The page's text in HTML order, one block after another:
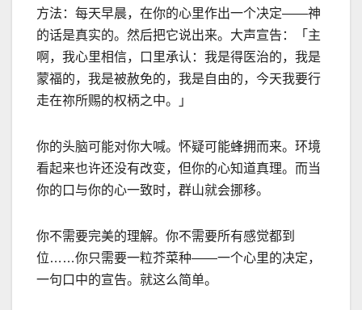
方法：每天早晨，在你的心里作出一个决定——神
的话是真实的。然后把它说出来。大声宣告：「主
啊，我心里相信，口里承认：我是得医治的，我是
蒙福的，我是被赦免的，我是自由的，今天我要行
走在祢所赐的权柄之中。」
你的头脑可能对你大喊。怀疑可能蜂拥而来。环境
看起来也许还没有改变，但你的心知道真理。而当
你的口与你的心一致时，群山就会挪移。
你不需要完美的理解。你不需要所有感觉都到
位……你只需要一粒芥菜种——一个心里的决定，
一句口中的宣告。就这么简单。